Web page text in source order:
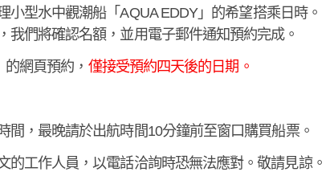
小型水中觀潮船「AQUA EDDY」的希望搭乘日時。
我們將確認名額，並用電子郵件通知預約完成。
的網頁預約， 僅接受預約四天後的日期。
間，最晚請於出航時間10分鐘前至窗口購買船票。
的工作人員，以電話洽詢時恐無法應對。敬請見諒。